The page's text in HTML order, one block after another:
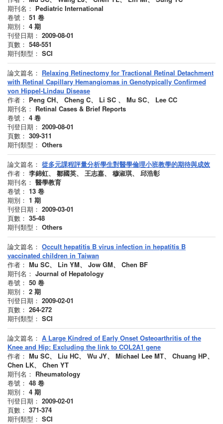
期刊名： Pediatric International
卷號： 51 卷
期別： 4 期
刊登日期： 2009-08-01
頁數： 548-551
期刊類型： SCI
論文篇名： Relaxing Retinectomy for Tractional Retinal Detachment
with Retinal Capillary Hemangiomas in Genotypically Confirmed
von Hippel-Lindau Disease
作者： Peng CH、 Cheng C、 Li SC 、 Mu SC、 Lee CC
期刊名： Retinal Cases & Brief Reports
卷號： 4 卷
刊登日期： 2009-08-01
頁數： 309-311
期刊類型： Others
論文篇名： 從多元課程評量分析學生對醫學倫理小班教學的期待與成效
作者： 李錦虹、 鄒國英、 王志嘉、 穆淑琪、 邱浩彰
期刊名： 醫學教育
卷號： 13 卷
期別： 1 期
刊登日期： 2009-03-01
頁數： 35-48
期刊類型： Others
論文篇名： Occult hepatitis B virus infection in hepatitis B
vaccinated children in Taiwan
作者： Mu SC、 Lin YM、 Jow GM、 Chen BF
期刊名： Journal of Hepatology
卷號： 50 卷
期別： 2 期
刊登日期： 2009-02-01
頁數： 264-272
期刊類型： SCI
論文篇名： A Large Kindred of Early Onset Osteoarthritis of the
Knee and Hip: Excluding the link to COL2A1 gene
作者： Mu SC、 Liu HC、 Wu JY、 Michael Lee MT、 Chuang HP、
Chen LK、 Chen YT
期刊名： Rheumatology
卷號： 48 卷
期別： 4 期
刊登日期： 2009-02-01
頁數： 371-374
期刊類型： SCI